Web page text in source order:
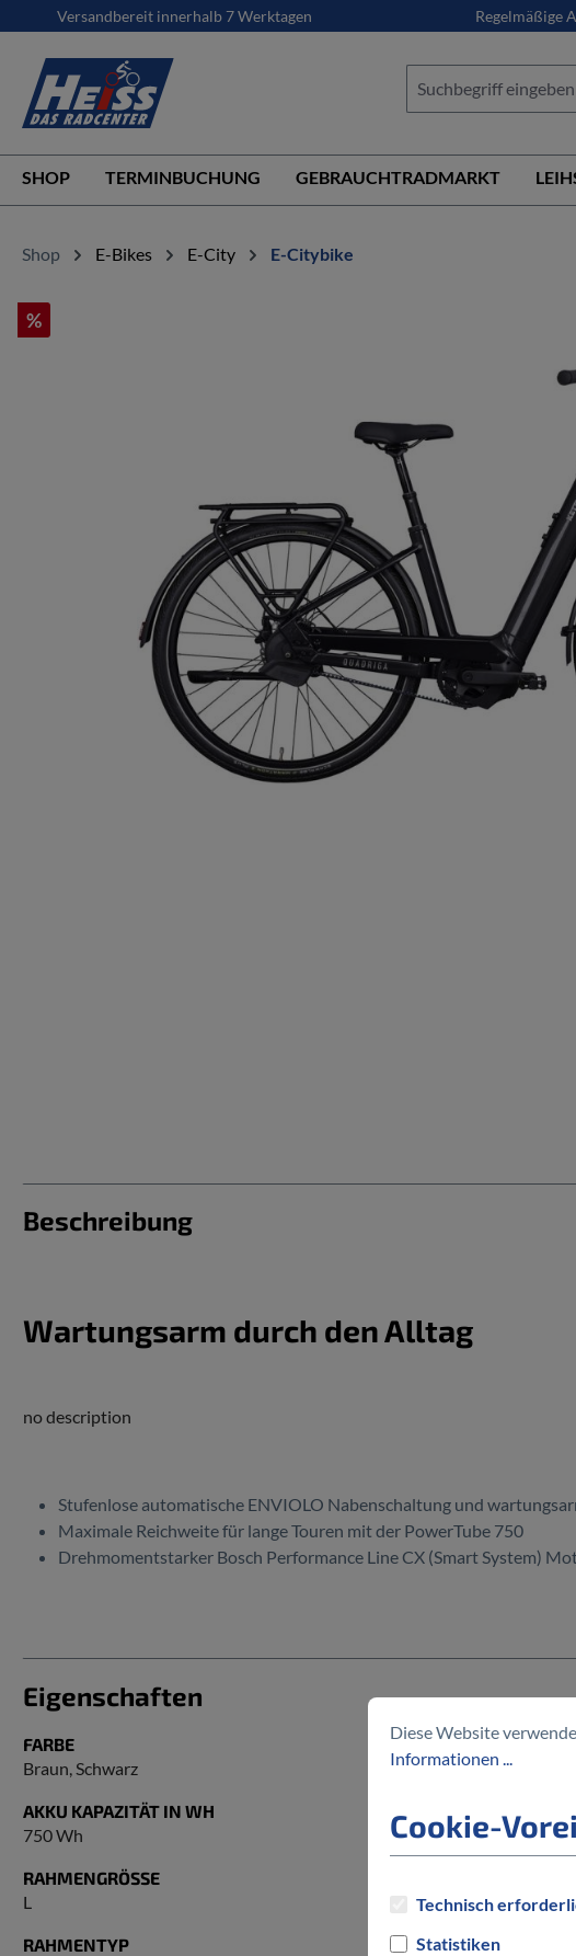
Zur Hauptnavigation springen
Versandbereit innerhalb 7 Werktagen Regelmäßige
SHOP TERMINBUCHUNG GEBRAUCHTRADMARKT
Shop E-Bikes E-City E-Citybike
%
Bildergalerie überspringen
Beschreibung
Wartungsarm durch den Alltag
no description
Stufenlose automatische ENVIOLO Nabenschaltung und
Maximale Reichweite für lange Touren mit der PowerTube 750
Drehmomentstarker Bosch Performance Line CX (Smart System)
Eigenschaften
FARBE
Braun, Schwarz
AKKU KAPAZITÄT IN WH
750 Wh
28 Zoll
RAHMENGRÖSSE
L
Ja
RAHMENTYP
Diese Website
Informationen ...
Cookie-
Technisch
Statistiken